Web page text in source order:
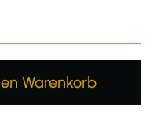
Gib den
Warenkorb